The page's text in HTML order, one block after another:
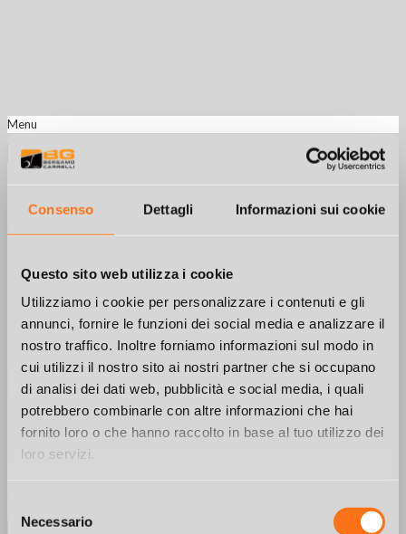
Consenso Dettagli Informazioni sui cookie
Questo sito web utilizza i cookie
Utilizziamo i cookie per personalizzare i contenuti e gli
annunci, fornire le funzioni dei social media e analizzare il
nostro traffico. Inoltre forniamo informazioni sul modo in
cui utilizzi il nostro sito ai nostri partner che si occupano
di analisi dei dati web, pubblicità e social media, i quali
potrebbero combinarle con altre informazioni che hai
fornito loro o che hanno raccolto in base al tuo utilizzo dei
loro servizi.
delNecessario
Menu
Descrizione
KBD 25-35 / KBG 25-35
produttività ed economicità.
La serie KBG 25-35 con motore GPL HDI offre le stesse capacità di carico
dei modelli diesel.
Per informazioni su questa serie contattateci telefonicamente o
compilate i dati nella sezione sottostante